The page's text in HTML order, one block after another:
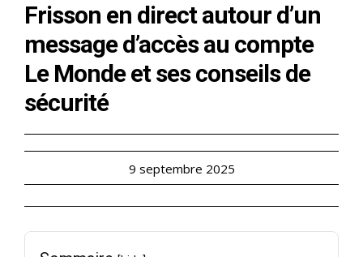
Frisson en direct autour d’un
message d’accès au compte
Le Monde et ses conseils de
sécurité
9 septembre 2025